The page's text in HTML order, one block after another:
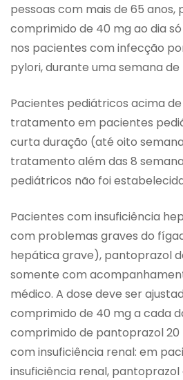
pessoas com mais de 65 anos,
comprimido de 40 mg ao dia
nos pacientes com infecção
pylori, durante uma semana
Pacientes pediátricos acima de
tratamento em pacientes
curta duração (até oito
tratamento além das 8
pediátricos não foi
Pacientes com insuficiência
com problemas graves do
hepática grave), pantoprazol
somente com
médico. A dose deve ser
comprimido de 40 mg a cada
comprimido de pantoprazol 20
com insuficiência renal: em
insuficiência renal, pantoprazol